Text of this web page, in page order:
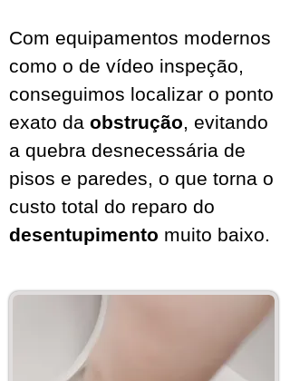
Com equipamentos modernos
como o de vídeo inspeção,
conseguimos localizar o ponto
exato da obstrução, evitando
a quebra desnecessária de
pisos e paredes, o que torna o
custo total do reparo do
desentupimento muito baixo.